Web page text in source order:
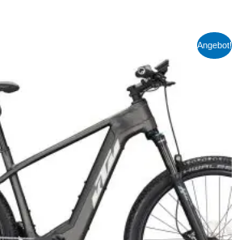
Angebot!
3.220,00 €.